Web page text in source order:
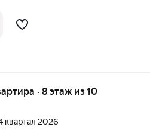
двери. Ремонт без
· 8 этаж из 10
квартал 2026